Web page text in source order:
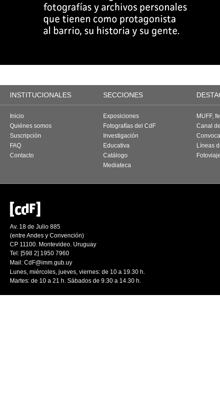
INSTITUCIONALES SECCIONES
Inicio
Quiénes somos
Suscripción
FAQ
Contacto
Exposiciones
Fotografías del CdF
Investigación
Educativa
Catálogo
Mediateca
MUFF,
Canal
Líneas
Av. 18 de Julio 885
(entre Andes y Convención)
CP 11100. Montevideo. Uruguay
Tel: [598 2] 1950 7960
Mail: CdF@imm.gub.uy
Lunes, miércoles, jueves, viernes: de 10 a 19.30 h.
Martes: de 10 a 21 h. Sábados de 9.30 a 14.30 h.